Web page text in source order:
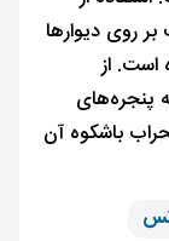
روی دیوارها
است. از
پنجره‌های
باشکوه آن